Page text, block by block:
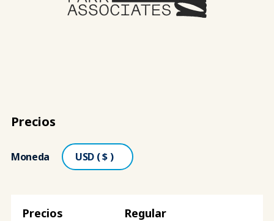
Precios
Moneda
Regular